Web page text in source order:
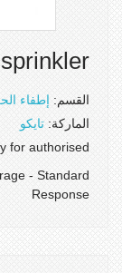
القسم: إطفاء
الماركة: تايكو
for authorised
- Standard
Response